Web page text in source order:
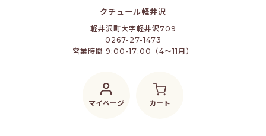
クチュール軽井沢
軽井沢町大字軽井沢709
0267-27-1473
営業時間 9:00-17:00（4～11月）
マイページ カート